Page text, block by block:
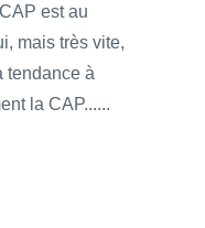
est au
mais très vite,
tendance à
la CAP......